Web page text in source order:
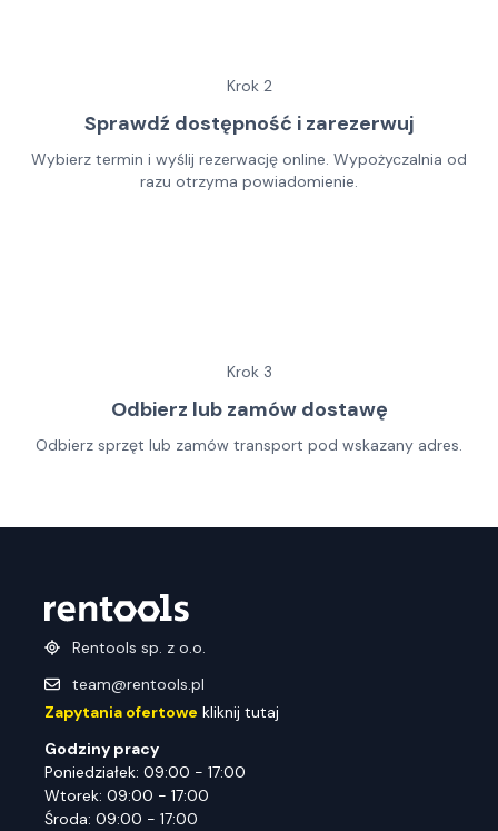
Krok 2
Sprawdź dostępność i zarezerwuj
Wybierz termin i wyślij rezerwację online. Wypożyczalnia od
razu otrzyma powiadomienie.
Krok 3
Odbierz lub zamów dostawę
Odbierz sprzęt lub zamów transport pod wskazany adres.
Rentools sp. z o.o.
team@rentools.pl
Zapytania ofertowe kliknij tutaj
Godziny pracy
Poniedziałek: 09:00 - 17:00
Wtorek: 09:00 - 17:00
Środa: 09:00 - 17:00